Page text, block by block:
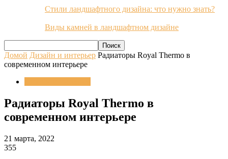
Стили ландшафтного дизайна: что нужно знать?
Виды камней в ландшафтном дизайне
Домой Дизайн и интерьер Радиаторы Royal Thermo в
современном интерьере
Радиаторы Royal Thermo в
современном интерьере
21 марта, 2022
355